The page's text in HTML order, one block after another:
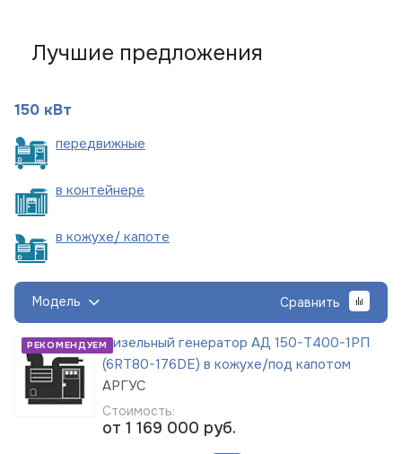
Лучшие предложения
150 кВт
передвижные
в контейнере
в кожухе/ капоте
Модель Сравнить
РЕКОМЕНДУЕМДизельный генератор АД 150-Т400-1РП
(6RT80-176DE) в кожухе/под капотом
АРГУС
Стоимость:
от 1 169 000 руб.